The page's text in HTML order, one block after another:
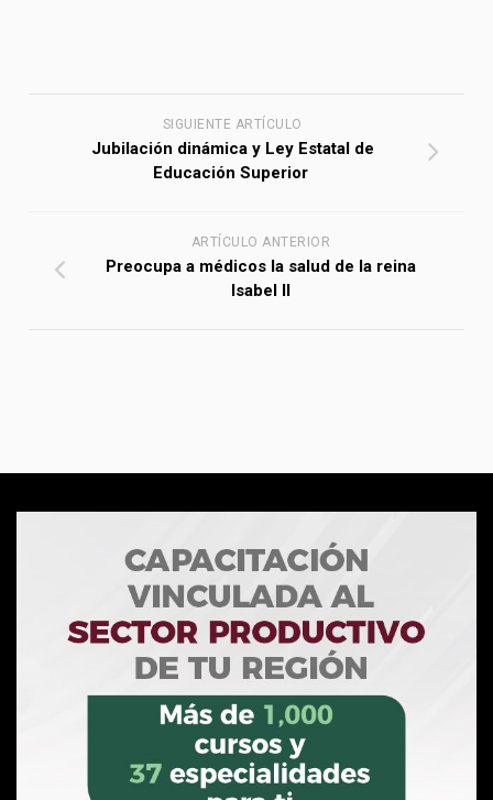
SIGUIENTE ARTÍCULO
Jubilación dinámica y Ley Estatal de
Educación Superior
ARTÍCULO ANTERIOR
Preocupa a médicos la salud de la reina
Isabel II